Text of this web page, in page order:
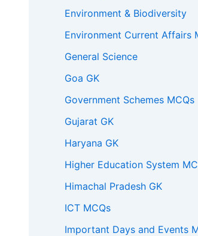
Environment & Biodiversity
Environment Current Affairs
General Science
Goa GK
Government Schemes MCQs
Gujarat GK
Haryana GK
Higher Education System
Himachal Pradesh GK
ICT MCQs
Important Days and Events